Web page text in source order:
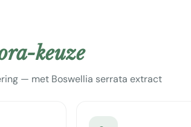
keuze
— met Boswellia serrata extract